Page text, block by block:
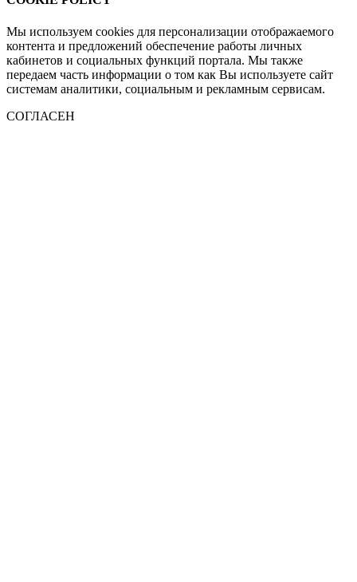
Мы используем cookies для персонализации отображаемого
контента и предложений обеспечение работы личных
кабинетов и социальных функций портала. Мы также
передаем часть информации о том как Вы используете сайт
системам аналитики, социальным и рекламным сервисам.
СОГЛАСЕН